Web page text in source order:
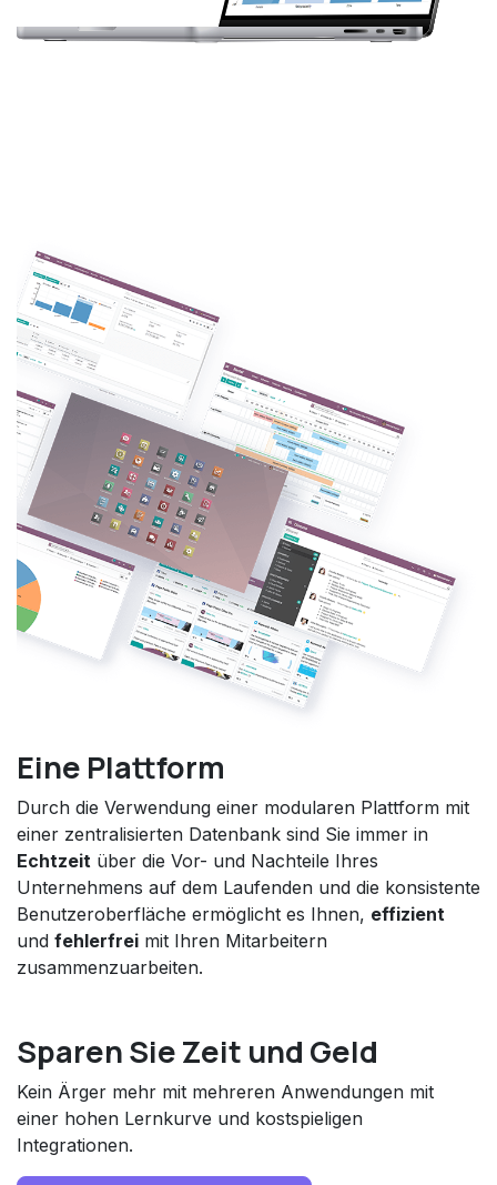
Eine Plattform
Durch die Verwendung einer modularen Plattform mit
einer zentralisierten Datenbank sind Sie immer in
Echtzeit über die Vor- und Nachteile Ihres
Unternehmens auf dem Laufenden und die konsistente
Benutzeroberfläche ermöglicht es Ihnen, effizient
und fehlerfrei mit Ihren Mitarbeitern
zusammenzuarbeiten.
Sparen Sie Zeit und Geld
Kein Ärger mehr mit mehreren Anwendungen mit
einer hohen Lernkurve und kostspieligen
Integrationen.